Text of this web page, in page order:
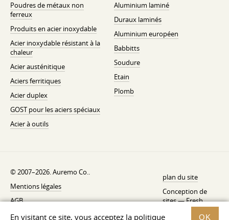
En visitant ce site, vous acceptez la politique OK
Poudres de métaux non
ferreux
Produits en acier inoxydable
Acier inoxydable résistant à la
chaleur
Acier austénitique
Aciers ferritiques
Acier duplex
GOST pour les aciers spéciaux
Acier à outils
Aluminium laminé
Duraux laminés
Aluminium européen
Babbitts
Soudure
Etain
Plomb
© 2007–2026. Auremo Co..
Mentions légales
AGB
Politique de rétractation
plan du site
Conception de
sites —Fresh